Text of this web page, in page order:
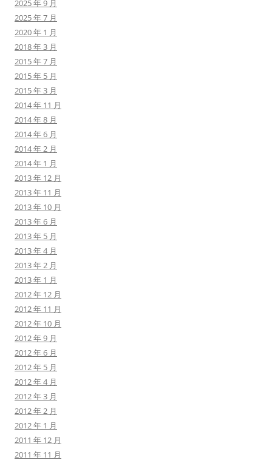
2025 年 9 月
2025 年 7 月
2020 年 1 月
2018 年 3 月
2015 年 7 月
2015 年 5 月
2015 年 3 月
2014 年 11 月
2014 年 8 月
2014 年 6 月
2014 年 2 月
2014 年 1 月
2013 年 12 月
2013 年 11 月
2013 年 10 月
2013 年 6 月
2013 年 5 月
2013 年 4 月
2013 年 2 月
2013 年 1 月
2012 年 12 月
2012 年 11 月
2012 年 10 月
2012 年 9 月
2012 年 6 月
2012 年 5 月
2012 年 4 月
2012 年 3 月
2012 年 2 月
2012 年 1 月
2011 年 12 月
2011 年 11 月